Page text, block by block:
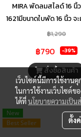
MIRA พัดลมสไลด์ 16 นิ้
1621มีขนาดใบพัด 16 นิ้ว จ
เป่าความร้อน ด้วยดีไซน์ที่
การใช้งานภายในบ้าน มาพ
กดปรับระดับที่เคยชิน ตัว
จากวัสดุคุณภาพดี มีควา
ทนทานต่อการใช้งานในอ
อบอ้าวได้ดี พร้อมให้ควา
ตลอดเวลา ใช้งานไม่ยุ่งย
สวิตซ์ควบคุมแรงลมเป็น
฿1,290
฿790 -39%
สั่งซื้อสินค้า
New
Best Seller
เว็บไซต์นี้มีการใช้งา
ในการใช้งานเว็บไซต์
ได้ที่นโยบายความเป็น
ตั้ง